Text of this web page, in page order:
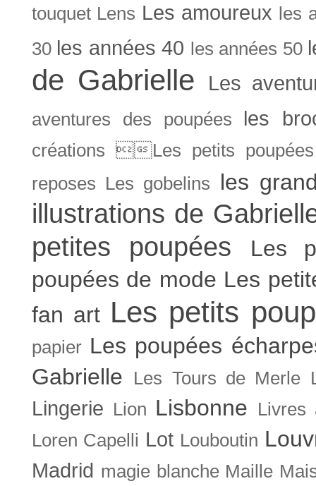
touquet Lens Les amoureux les
30 les années 40 les années 50
de Gabrielle Les
aventures des poupées les
créations Les petits
reposes Les gobelins les
illustrations de
petites poupées
Les
poupées de mode Les
fan art Les petits
papier Les poupées
Gabrielle
Les Tours de Merle
Lingerie Lion Lisbonne
Livres
Loren Capelli Lot Louboutin
Madrid magie blanche Maille